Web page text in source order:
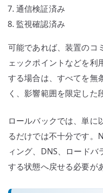
通信検証済み
監視確認済み
可能であれば、装置のコ
ェックポイントなどを利
する場合は、すべてを無
く、影響範囲を限定した
ロールバックでは、単に
るだけでは不十分です。
ィング、DNS、ロード
する状態へ戻せる必要が